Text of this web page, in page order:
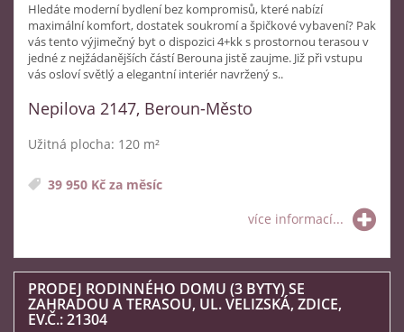
Hledáte moderní bydlení bez kompromisů, které nabízí
maximální komfort, dostatek soukromí a špičkové vybavení? Pak
vás tento výjimečný byt o dispozici 4+kk s prostornou terasou v
jedné z nejžádanějších částí Berouna jistě zaujme. Již při vstupu
vás osloví světlý a elegantní interiér navržený s..
Nepilova 2147, Beroun-Město
Užitná plocha: 120 m²
39 950 Kč za měsíc
více informací...
PRODEJ RODINNÉHO DOMU (3 BYTY) SE
ZAHRADOU A TERASOU, UL. VELIZSKÁ, ZDICE,
EV.Č.: 21304